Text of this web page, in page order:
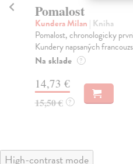
Pomalost
Kundera Milan | Kniha
Pomalost, chronologicky
Kundery napsaných
Na sklade ?
14,73 €
15,50 € ?
High-contrast mode